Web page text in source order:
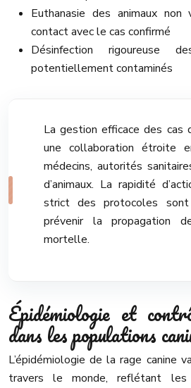
Euthanasie des animaux
contact avec le cas confirmé
Désinfection rigoureuse
potentiellement contaminés
La gestion efficace des cas
une collaboration étroite
médecins, autorités
d’animaux. La rapidité
strict des protocoles
prévenir la propagation
mortelle.
Épidémiologie et
dans les populations
L’épidémiologie de la rage canine
travers le monde, reflétant les